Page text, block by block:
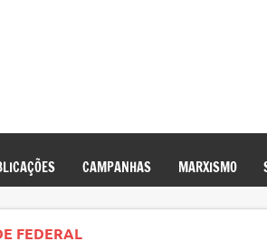
CAMPANHAS MARXISMO
FEDERAL